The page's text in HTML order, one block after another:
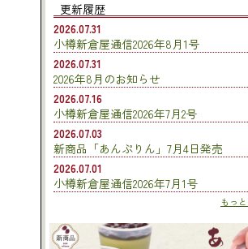
更新履歴
2026.07.31
小樽新倉屋通信2026年8月1号
2026.07.31
2026年8月のお知らせ
2026.07.16
小樽新倉屋通信2026年7月2号
2026.07.03
新商品「あんぷりん」7月4日発売
2026.07.01
小樽新倉屋通信2026年7月1号
もっ